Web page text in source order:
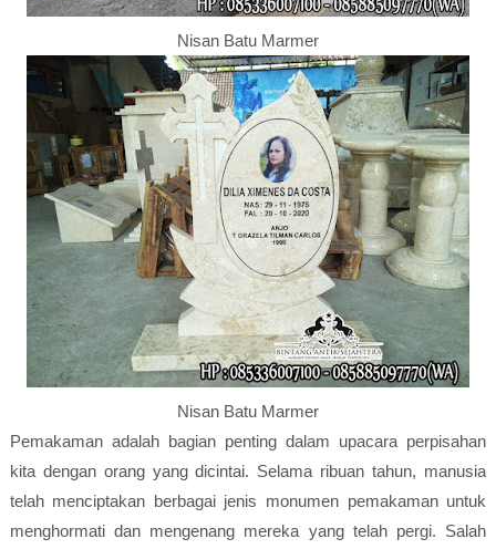
Nisan Batu Marmer
Nisan Batu Marmer
Pemakaman adalah bagian penting dalam upacara perpisahan
kita dengan orang yang dicintai. Selama ribuan tahun, manusia
telah menciptakan berbagai jenis monumen pemakaman untuk
menghormati dan mengenang mereka yang telah pergi. Salah